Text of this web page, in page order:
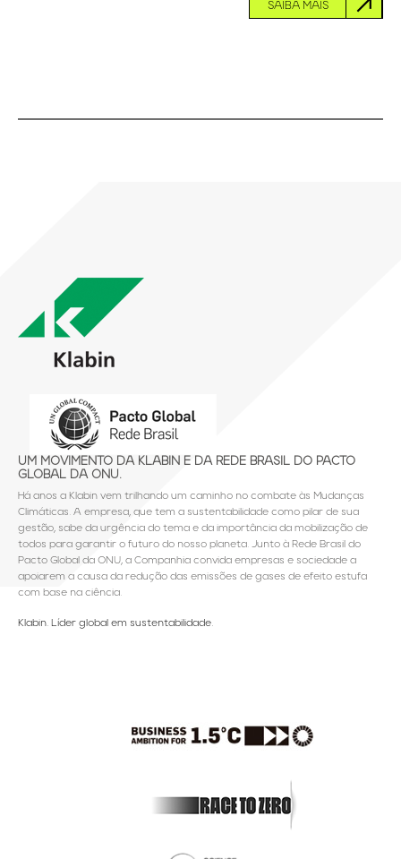
SAIBA MAIS
UM MOVIMENTO DA KLABIN E DA REDE BRASIL DO PACTO
GLOBAL DA ONU.
Há anos a Klabin vem trilhando um caminho no combate às Mudanças
Climáticas. A empresa, que tem a sustentabilidade como pilar de sua
gestão, sabe da urgência do tema e da importância da mobilização de
todos para garantir o futuro do nosso planeta. Junto à Rede Brasil do
Pacto Global da ONU, a Companhia convida empresas e sociedade a
apoiarem a causa da redução das emissões de gases de efeito estufa
com base na ciência.
Klabin. Líder global em sustentabilidade.